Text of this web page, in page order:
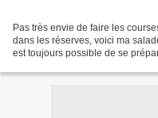
Pas très envie de faire les
dans les réserves, voici ma
est toujours possible de se